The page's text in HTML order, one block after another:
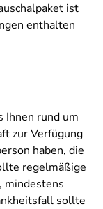
ist
enthalten
Ihnen rund um
zur Verfügung
haben, die
regelmäßige
mindestens
sollte